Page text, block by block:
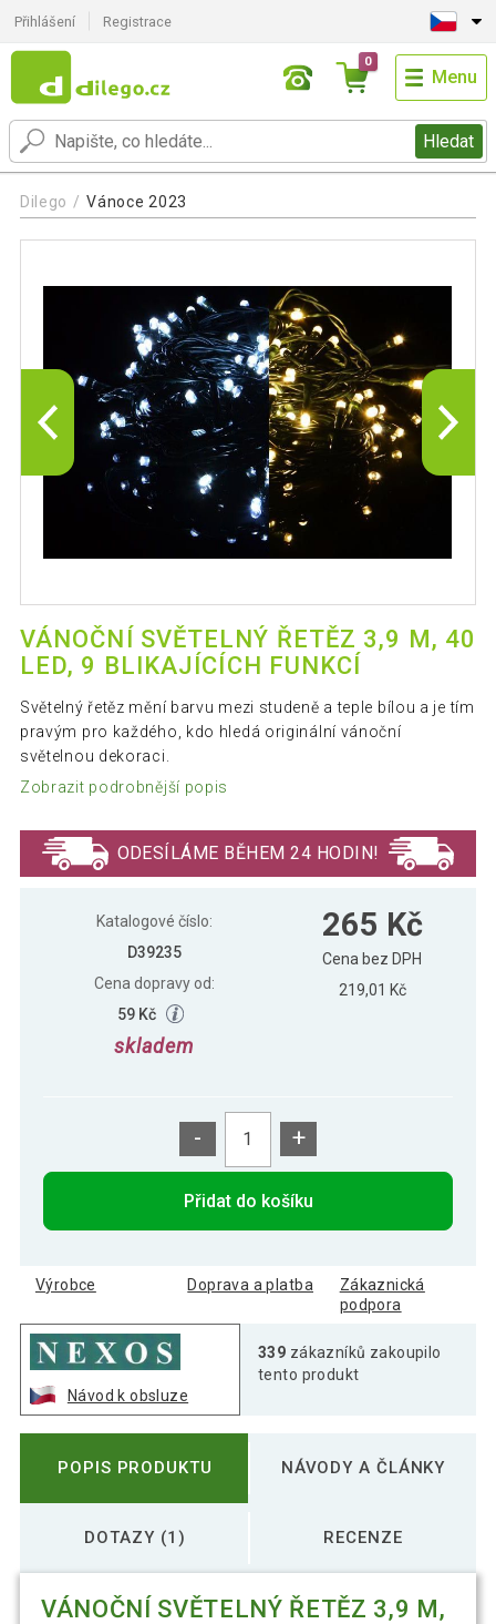
Přihlášení Registrace
Hledat
0
Menu
Dilego Vánoce 2023
VÁNOČNÍ SVĚTELNÝ ŘETĚZ 3,9 M, 40
LED, 9 BLIKAJÍCÍCH FUNKCÍ
Světelný řetěz mění barvu mezi studeně a teple bílou a je tím
pravým pro každého, kdo hledá originální vánoční
světelnou dekoraci.
Zobrazit podrobnější popis
ODESÍLÁME BĚHEM 24 HODIN!
Katalogové číslo:
D39235
Cena dopravy od:
59 Kč
skladem
265 Kč
Cena bez DPH
219,01 Kč
- +
Přidat do košíku
Výrobce Doprava a platba
Zákaznická
podpora
Návod k obsluze
339 zákazníků zakoupilo
tento produkt
POPIS PRODUKTU NÁVODY A ČLÁNKY
DOTAZY (1) RECENZE
VÁNOČNÍ SVĚTELNÝ ŘETĚZ 3,9 M,